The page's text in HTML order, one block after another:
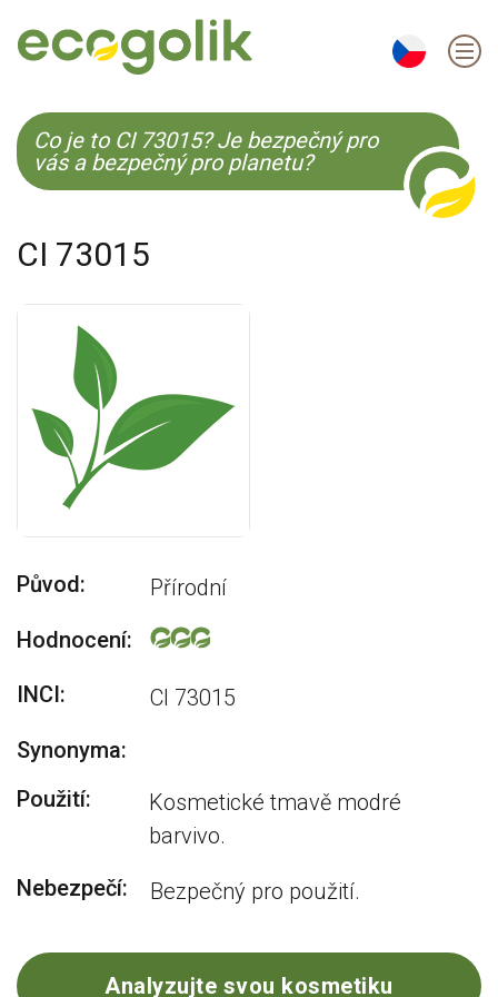
EN ES CS KO
Co je to CI 73015? Je bezpečný pro
vás a bezpečný pro planetu?
CI 73015
Původ:
Přírodní
Hodnocení:
INCI:
CI 73015
Synonyma:
Použití:
Kosmetické tmavě modré
barvivo.
Nebezpečí:
Bezpečný pro použití.
Analyzujte svou kosmetiku